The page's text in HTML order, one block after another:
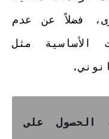
فضلاً عن عدم
الأساسية مثل
الحصول على